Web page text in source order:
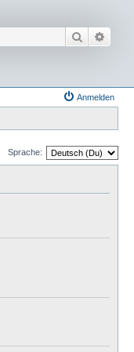
Suche
Anmelden
Sprache: